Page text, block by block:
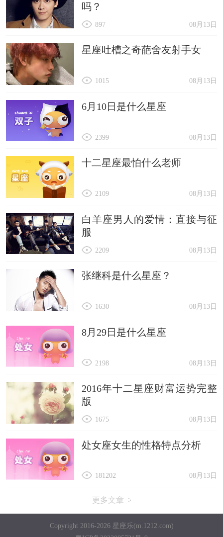
吗？
08月13日
897
星座吐槽之奇葩舍友射手女
08月13日
1015
6月10日是什么星座
08月13日
2399
十二星座最怕什么老师
08月13日
2109
白羊座男人的爱情：直接与征
服
08月13日
2209
张继科是什么星座？
08月13日
1630
8月29日是什么星座
08月13日
2198
2016年十二星座财富运势完整
版
08月13日
1675
处女座女生的性格特点分析
08月13日
181202
更多文章
Copyright 2016-2026 星座乐(m.1212.com)